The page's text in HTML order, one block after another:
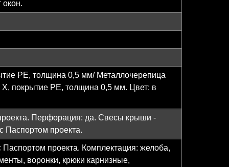
окон.
PE, толщина 0,5 мм/ Металлочерепица
PE, толщина 0,5 мм. Цвет: в
Перфорация: да. Свесы крыши -
Паспортом проекта.
Паспортом проекта. Комплектация: желоба,
воронки, крюки карнизные,